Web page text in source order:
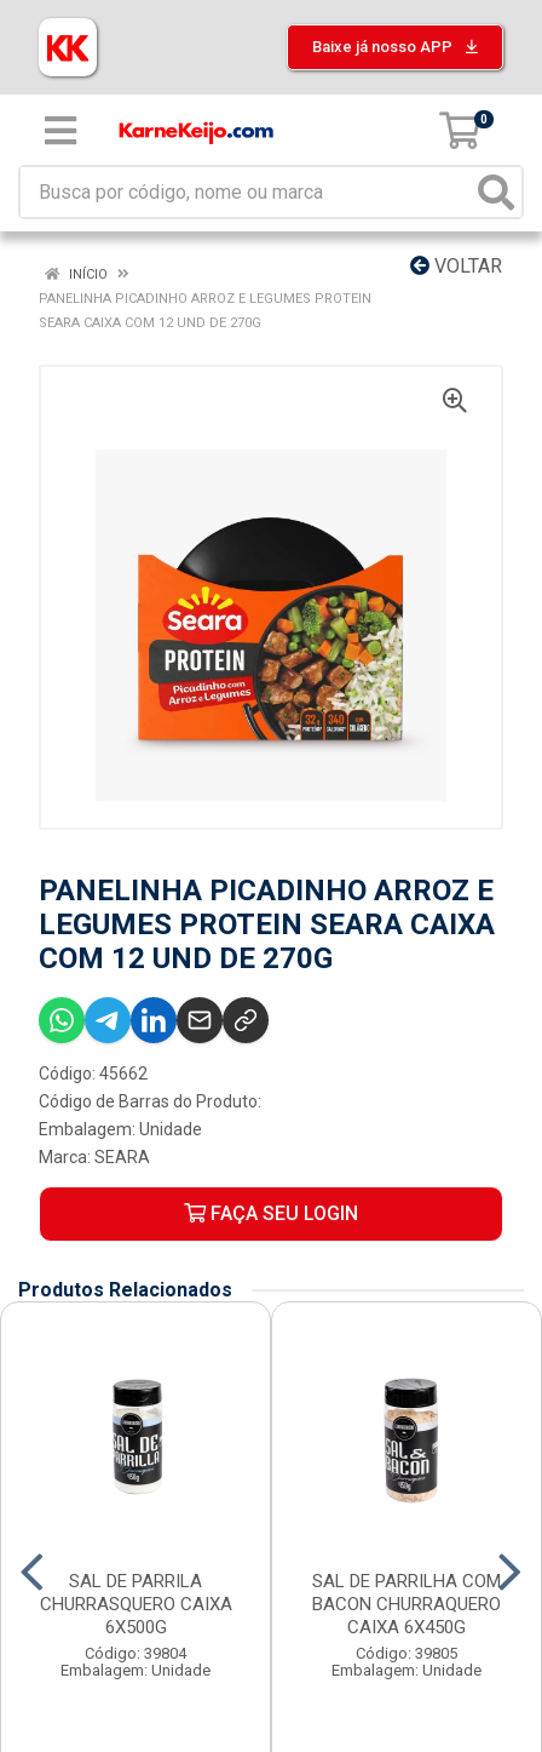
Baixe já nosso APP
0
VOLTAR
INÍCIO
PANELINHA PICADINHO ARROZ E LEGUMES PROTEIN
SEARA CAIXA COM 12 UND DE 270G
PANELINHA PICADINHO ARROZ E
LEGUMES PROTEIN SEARA CAIXA
COM 12 UND DE 270G
Código: 45662
Código de Barras do Produto:
Embalagem: Unidade
Marca: SEARA
FAÇA SEU LOGIN
Produtos Relacionados
SAL DE PARRILA
CHURRASQUERO CAIXA
6X500G
Código: 39804
Embalagem: Unidade
SAL DE PARRILHA COM
BACON CHURRAQUERO
CAIXA 6X450G
Código: 39805
Embalagem: Unidade